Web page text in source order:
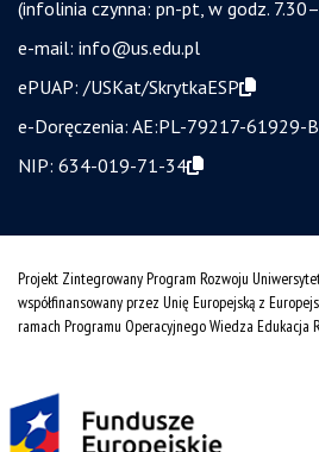
(infolinia czynna: pn-pt, w godz.
e-mail: info@us.edu.pl
ePUAP: /USKat/SkrytkaESP
e-Doręczenia: AE:PL-79217-61929-
NIP: 634-019-71-34
Projekt Zintegrowany Program Rozwoju
współfinansowany przez Unię Europejską z
ramach Programu Operacyjnego Wiedza Edukacja